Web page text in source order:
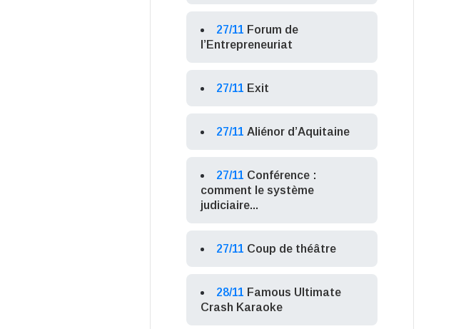
27/11 Forum de
l’Entrepreneuriat
27/11 Exit
27/11 Aliénor d’Aquitaine
27/11 Conférence :
comment le système
judiciaire...
27/11 Coup de théâtre
28/11 Famous Ultimate
Crash Karaoke